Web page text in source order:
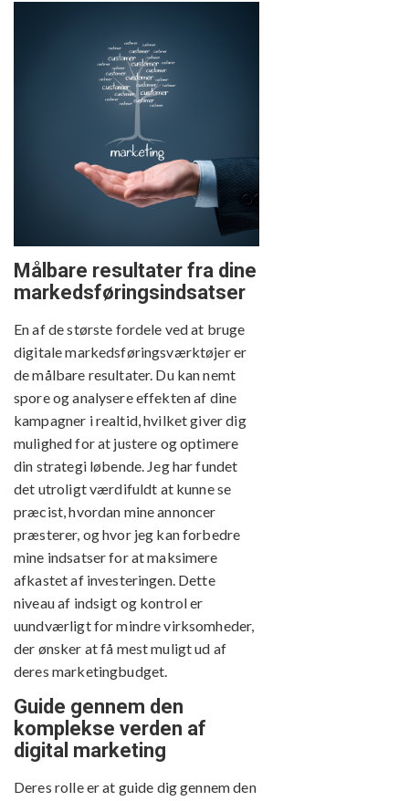
Målbare resultater fra dine
markedsføringsindsatser
En af de største fordele ved at bruge
digitale markedsføringsværktøjer er
de målbare resultater. Du kan nemt
spore og analysere effekten af dine
kampagner i realtid, hvilket giver dig
mulighed for at justere og optimere
din strategi løbende. Jeg har fundet
det utroligt værdifuldt at kunne se
præcist, hvordan mine annoncer
præsterer, og hvor jeg kan forbedre
mine indsatser for at maksimere
afkastet af investeringen. Dette
niveau af indsigt og kontrol er
uundværligt for mindre virksomheder,
der ønsker at få mest muligt ud af
deres marketingbudget.
Guide gennem den
komplekse verden af
digital marketing
Deres rolle er at guide dig gennem den